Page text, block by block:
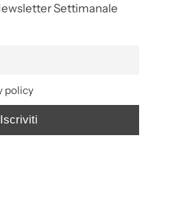
Settimanale
policy